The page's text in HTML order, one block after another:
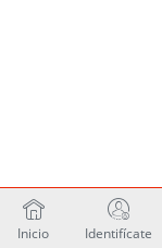
Inicio Identifícate